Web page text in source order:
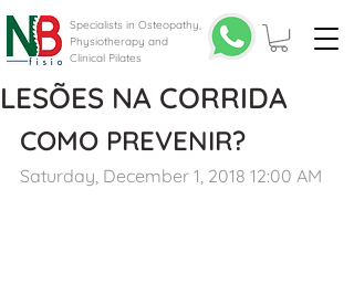
Specialists in Osteopathy,
Physiotherapy and
Clinical Pilates
LESÕES NA CORRIDA
COMO PREVENIR?
Saturday, December 1, 2018 12:00 AM